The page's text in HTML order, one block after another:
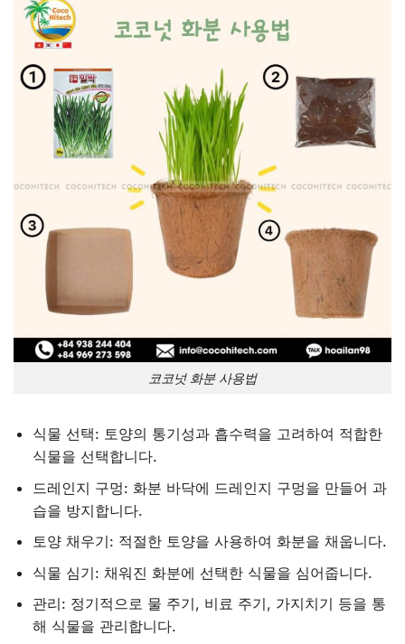
코코넛 화분 사용법
식물 선택: 토양의 통기성과 흡수력을 고려하여 적합한
식물을 선택합니다.
드레인지 구멍: 화분 바닥에 드레인지 구멍을 만들어 과
습을 방지합니다.
토양 채우기: 적절한 토양을 사용하여 화분을 채웁니다.
식물 심기: 채워진 화분에 선택한 식물을 심어줍니다.
관리: 정기적으로 물 주기, 비료 주기, 가지치기 등을 통
해 식물을 관리합니다.